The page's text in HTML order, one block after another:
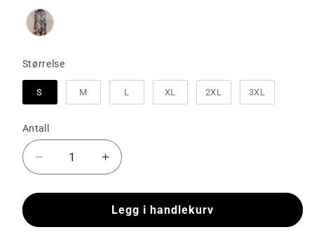
StørrelseStørrelse
S M L XL 2XL 3XL
Antall
antallet
for
-
Øk
antallet
for
Ingrid
-
Legg i handlekurv